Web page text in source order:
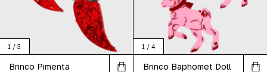
1 / 3
Brinco Pimenta
1 / 4
Brinco Baphomet Doll